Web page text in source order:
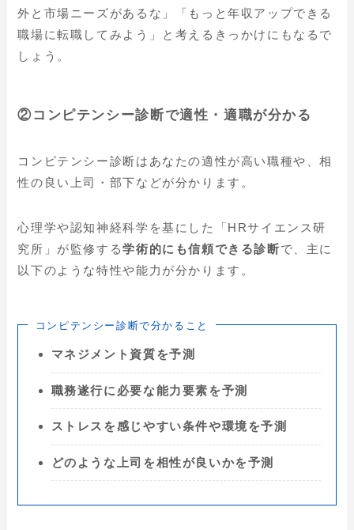
外と市場ニーズがあるな」「もっと年収アップできる
職場に転職してみよう」と考えるきっかけにもなるで
しょう。
②コンピテンシー診断で適性・適職が分かる
コンピテンシー診断はあなたの適性が高い職種や、相
性の良い上司・部下などが分かります。
心理学や認知神経科学を基にした「HRサイエンス研
究所」が監修する学術的にも信頼できる診断で、主に
以下のような特性や能力が分かります。
コンピテンシー診断で分かること
マネジメント資質を予測
職務遂行に必要な能力要素を予測
ストレスを感じやすい条件や環境を予測
どのような上司を相性が良いかを予測